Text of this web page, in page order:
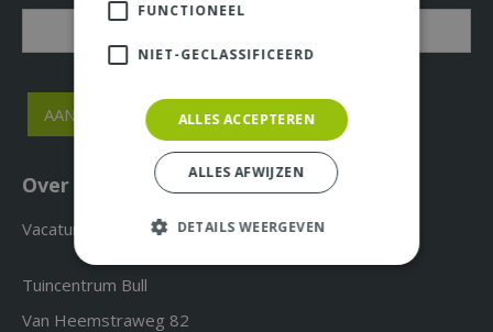
Over ons & Contact
Vacatures
Tuincentrum Bull
Van Heemstraweg 82
FUNCTIONEEL
NIET-GECLASSIFICEERD
ALLES ACCEPTEREN
ALLES AFWIJZEN
DETAILS WEERGEVEN